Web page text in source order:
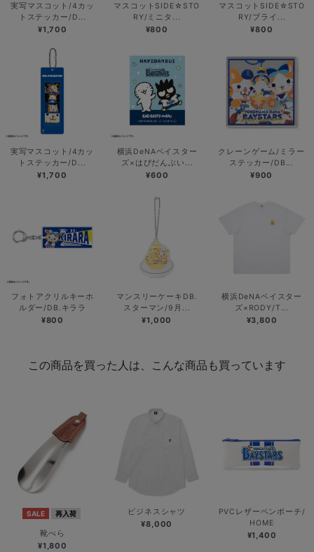
実写マスコット/4カッ
トステッカー/D...
¥1,700
マスコットSIDE☆STO
RY/ミニタ...
¥800
マスコットSIDE☆STO
RY/ブライ...
¥800
実写マスコット/4カッ
トステッカー/D...
¥1,700
横浜DeNAベイスター
ズ×はぴだんぶい...
¥600
クレーンゲーム/ミラー
ステッカー/DB...
¥900
フォトアクリルキーホ
ルダー/DB.キララ
¥800
マンスリーケーキDB.
スターマン/9月...
¥1,000
横浜DeNAベイスター
ズ×RODY/T...
¥3,800
この商品を買った人は、こんな商品も買っています
SALE 再入荷
靴べら
¥1,800
ビジネスシャツ
¥8,000
PVCレザーペンポーチ/
HOME
¥1,400